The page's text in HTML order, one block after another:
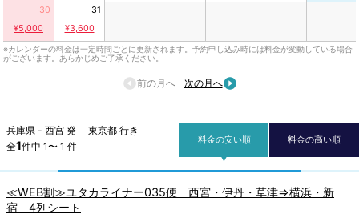
30
¥5,000
31
¥3,600
※カレンダーの料金は一定時間ごとに更新されます。予約申し込み時には料金が変動している場合
がございます。あらかじめご了承ください。
前の月へ 次の月へ
兵庫県 - 西宮 発 東京都 行き
全1件中 1〜 1 件
料金の安い順 料金の高い順
≪WEB割≫ユタカライナー035便 西宮・伊丹・草津⇒横浜・新
宿 4列シート